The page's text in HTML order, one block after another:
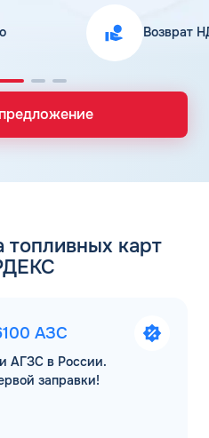
Возврат
карт
АЗС
АГЗС в России.
заправки!